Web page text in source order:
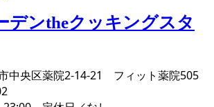
中央区薬院2-14-21 フィット薬院505